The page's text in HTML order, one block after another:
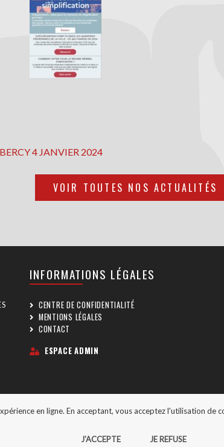
4 JANVIER 2024
VOIR TOUTES NOS ACTUALITÉS
INFORMATIONS LÉGALES
CENTRE DE CONFIDENTIALITÉ
MENTIONS LÉGALES
CONTACT
ESPACE ADMIN
en ligne. En acceptant, vous acceptez l'utilisation
J’ACCEPTE JE REFUSE